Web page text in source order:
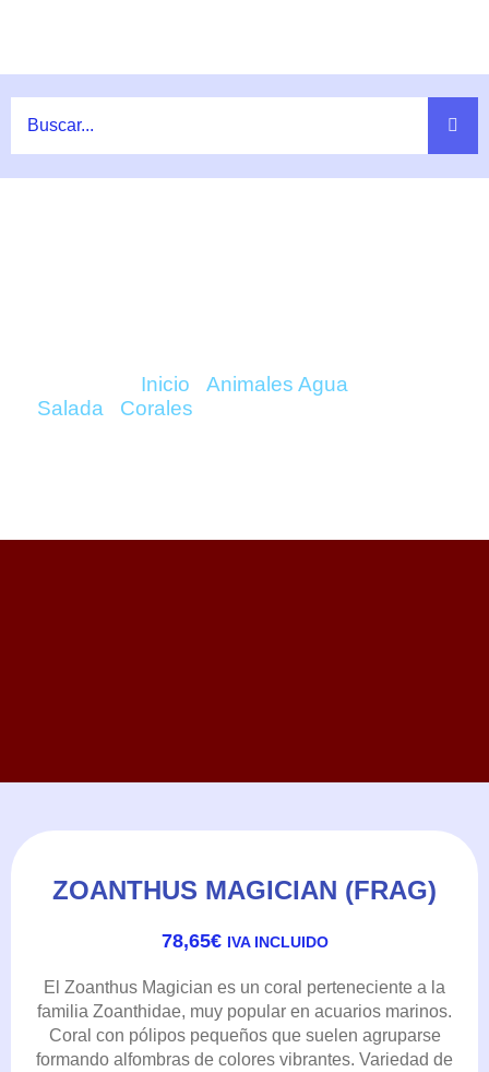
Inicio
Animales Agua
Salada
Corales
ZOANTHUS MAGICIAN (FRAG)
78,65€ IVA INCLUIDO
El Zoanthus Magician es un coral perteneciente a la
familia Zoanthidae, muy popular en acuarios marinos.
Coral con pólipos pequeños que suelen agruparse
formando alfombras de colores vibrantes. Variedad de